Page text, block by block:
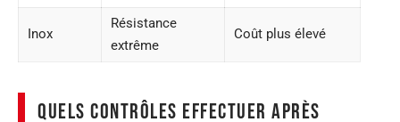
Inox
Résistance
extrême
Coût plus élevé
Quels contrôles effectuer après